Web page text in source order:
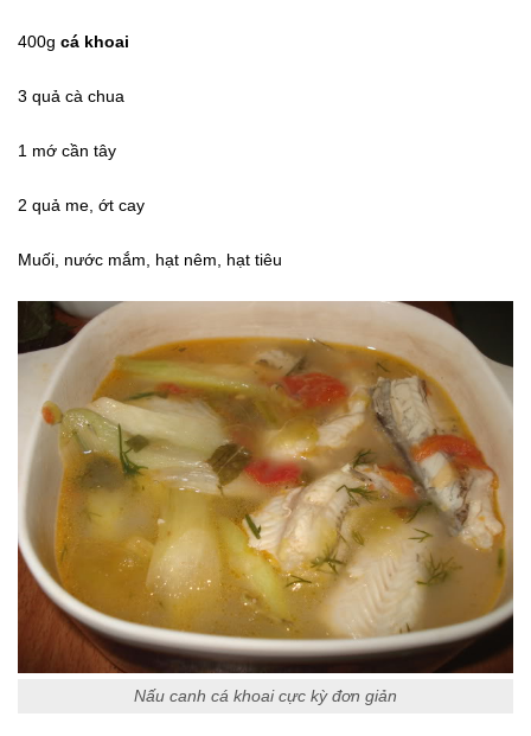
400g cá khoai
3 quả cà chua
1 mớ cần tây
2 quả me, ớt cay
Muối, nước mắm, hạt nêm, hạt tiêu
Nấu canh cá khoai cực kỳ đơn giản